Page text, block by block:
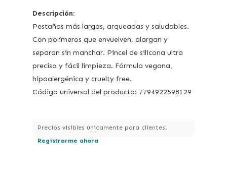
Descripción:
Pestañas más largas, arqueadas y saludables.
Con polímeros que envuelven, alargan y
separan sin manchar. Pincel de silicona ultra
preciso y fácil limpieza. Fórmula vegana,
hipoalergénica y cruelty free.
Código universal del producto: 7794922598129
Precios visibles únicamente para clientes.
Registrarme ahora